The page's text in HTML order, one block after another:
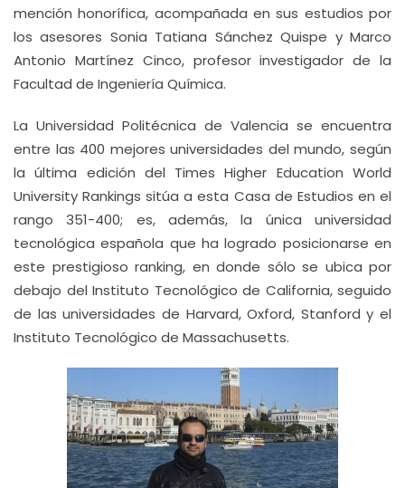
mención honorífica, acompañada en sus estudios por
los asesores Sonia Tatiana Sánchez Quispe y Marco
Antonio Martínez Cinco, profesor investigador de la
Facultad de Ingeniería Química.
La Universidad Politécnica de Valencia se encuentra
entre las 400 mejores universidades del mundo, según
la última edición del Times Higher Education World
University Rankings sitúa a esta Casa de Estudios en el
rango 351-400; es, además, la única universidad
tecnológica española que ha logrado posicionarse en
este prestigioso ranking, en donde sólo se ubica por
debajo del Instituto Tecnológico de California, seguido
de las universidades de Harvard, Oxford, Stanford y el
Instituto Tecnológico de Massachusetts.